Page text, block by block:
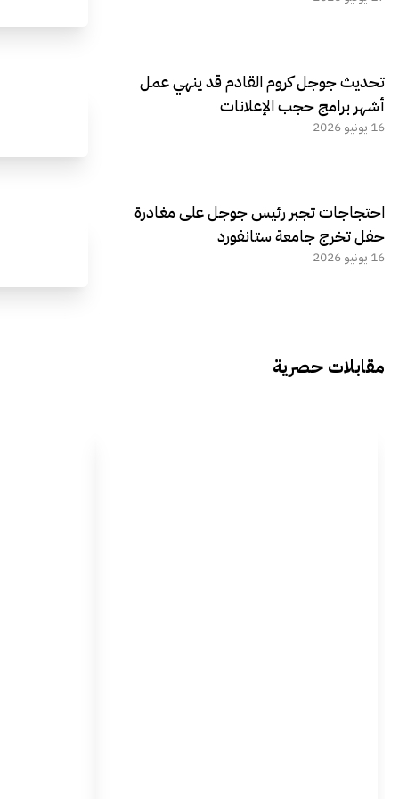
تحديث جوجل كروم القادم قد ينهي عمل
أشهر برامج حجب الإعلانات
16 يونيو 2026
احتجاجات تجبر رئيس جوجل على مغادرة
حفل تخرج جامعة ستانفورد
16 يونيو 2026
مقابلات حصرية